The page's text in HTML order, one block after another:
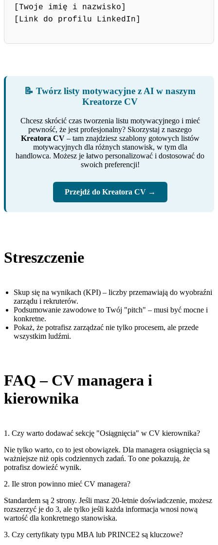
[Twoje imię i nazwisko]
[Link do profilu LinkedIn]
📝 Twórz listy motywacyjne z AI w naszym
Kreatorze CV
Chcesz skrócić czas tworzenia listu motywacyjnego i mieć
pewność, że jest profesjonalny? Skorzystaj z naszego
Kreatora CV– tam znajdziesz szablony gotowych listów
motywacyjnych dla różnych stanowisk, w tym dla
handlowca. Możesz je łatwo personalizować i dostosować do
swoich preferencji!
Przejdź do Kreatora CV →
Streszczenie
Skup się na wynikach (KPI) – liczby przemawiają do wyobraźni
zarządu i rekruterów.
Podsumowanie zawodowe to Twój "pitch" – musi być mocne i
konkretne.
Pokaż, że potrafisz zarządzać nie tylko procesem, ale przede
wszystkim ludźmi.
FAQ – CV managera i
kierownika
1. Czy warto dodawać sekcję "Osiągnięcia" w CV kierownika?
Nie tylko warto, co to jest obowiązek. Dla managera osiągnięcia są
ważniejsze niż opis codziennych zadań. To one pokazują, że
potrafisz dowieźć wynik.
2. Ile stron powinno mieć CV managera?
Standardem są 2 strony. Jeśli masz 20-letnie doświadczenie, możesz
rozszerzyć je do 3, ale tylko jeśli każda informacja wnosi nową
wartość dla konkretnego stanowiska.
3. Czy certyfikaty typu MBA lub PRINCE2 są kluczowe?